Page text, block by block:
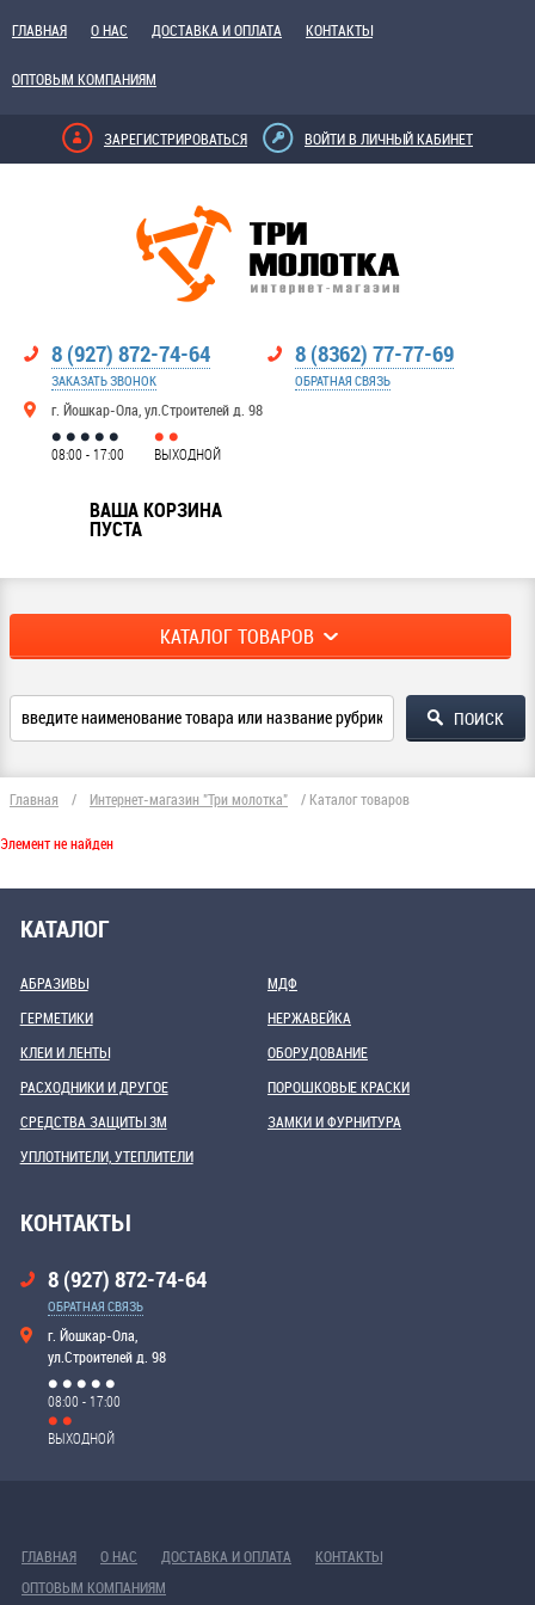
ГЛАВНАЯ О НАС ДОСТАВКА И ОПЛАТА КОНТАКТЫ
ОПТОВЫМ КОМПАНИЯМ
ЗАРЕГИСТРИРОВАТЬСЯ ВОЙТИ В ЛИЧНЫЙ КАБИНЕТ
8 (927) 872-74-64
ЗАКАЗАТЬ ЗВОНОК
г. Йошкар-Ола, ул.Строителей д. 98
8 (8362) 77-77-69
ОБРАТНАЯ СВЯЗЬ
08:00 - 17:00 ВЫХОДНОЙ
ВАША КОРЗИНА
ПУСТА
КАТАЛОГ ТОВАРОВ
Главная / Интернет-магазин "Три молотка" / Каталог товаров
Элемент не найден
КАТАЛОГ
АБРАЗИВЫ
ГЕРМЕТИКИ
КЛЕИ И ЛЕНТЫ
МДФ
НЕРЖАВЕЙКА
ОБОРУДОВАНИЕ
РАСХОДНИКИ И ДРУГОЕ
СРЕДСТВА ЗАЩИТЫ 3М
УПЛОТНИТЕЛИ, УТЕПЛИТЕЛИ
ПОРОШКОВЫЕ КРАСКИ
ЗАМКИ И ФУРНИТУРА
КОНТАКТЫ
8 (927) 872-74-64
ОБРАТНАЯ СВЯЗЬ
г. Йошкар-Ола,
ул.Строителей д. 98
08:00 - 17:00
ВЫХОДНОЙ
ГЛАВНАЯ О НАС ДОСТАВКА И ОПЛАТА
КОНТАКТЫ
ОПТОВЫМ КОМПАНИЯМ